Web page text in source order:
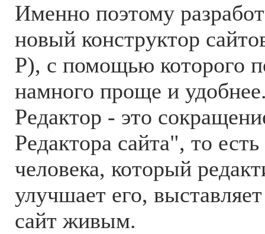
Именно поэтому
новый конструктор
Р), с помощью которого
намного проще и
Редактор - это
Редактора сайта", то
человека, который
улучшает его,
сайт живым.